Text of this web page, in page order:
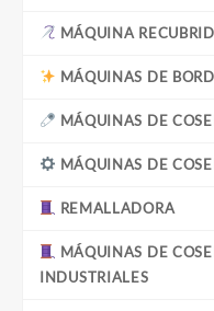
MÁQUINA
MÁQUINAS DE
MÁQUINAS DE
MÁQUINAS DE
REMALLADORA
MÁQUINAS DE
INDUSTRIALES